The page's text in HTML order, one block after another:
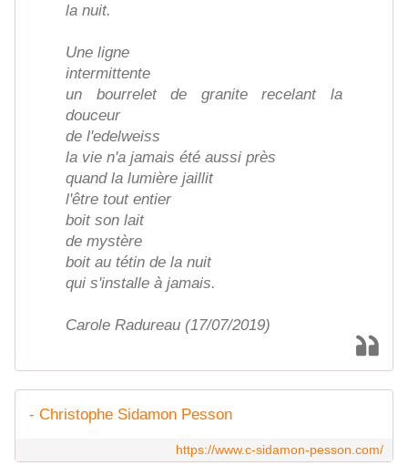
la nuit.
Une ligne
intermittente
un bourrelet de granite recelant la
douceur
de l'edelweiss
la vie n'a jamais été aussi près
quand la lumière jaillit
l'être tout entier
boit son lait
de mystère
boit au tétin de la nuit
qui s'installe à jamais.
Carole Radureau (17/07/2019)
- Christophe Sidamon Pesson
https://www.c-sidamon-pesson.com/